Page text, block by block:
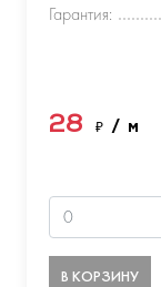
Гарантия:
28 ₽ / м
В КОРЗИНУ